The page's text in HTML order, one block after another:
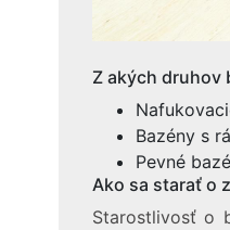
Z akých druhov
Bazény s
Pevné
Ako sa starať o
Starostlivosť o